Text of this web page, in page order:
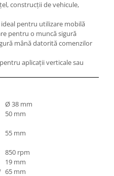
și
construcții de vehicule,
pentru utilizare mobilă
pentru o muncă sigură
mână datorită comenzilor
aplicații verticale sau
Ø 38 mm
50 mm
55 mm
850 rpm
19 mm
65 mm